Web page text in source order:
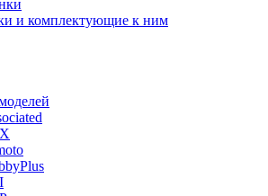
и комплектующие к ним